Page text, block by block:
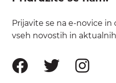
Prijavite se na e-novice
vseh novostih in